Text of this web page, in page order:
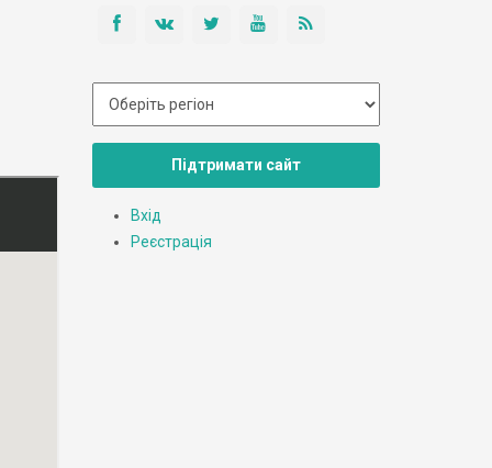
Підтримати сайт
Вхід
Реєстрація